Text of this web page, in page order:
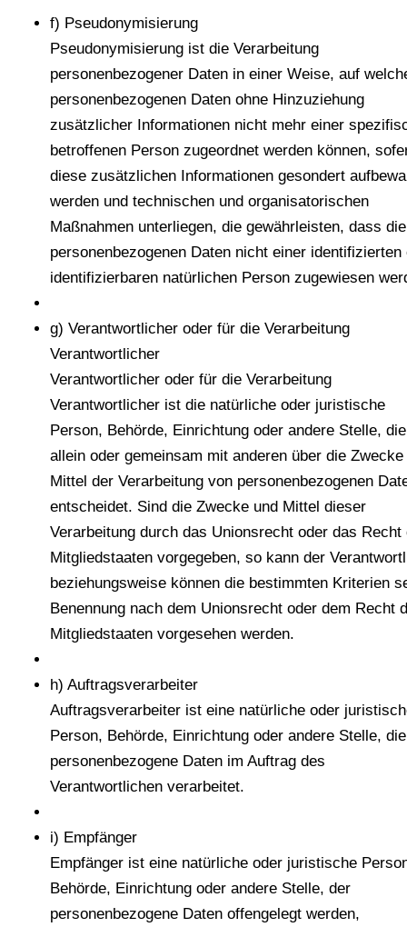
f) Pseudonymisierung
Pseudonymisierung ist die Verarbeitung
personenbezogener Daten in einer Weise, auf
personenbezogenen Daten ohne Hinzuziehung
zusätzlicher Informationen nicht mehr einer
betroffenen Person zugeordnet werden können,
diese zusätzlichen Informationen gesondert
werden und technischen und organisatorischen
Maßnahmen unterliegen, die gewährleisten, dass die
personenbezogenen Daten nicht einer identifizierten
identifizierbaren natürlichen Person zugewiesen
g) Verantwortlicher oder für die Verarbeitung
Verantwortlicher
Verantwortlicher oder für die Verarbeitung
Verantwortlicher ist die natürliche oder juristische
Person, Behörde, Einrichtung oder andere Stelle, die
allein oder gemeinsam mit anderen über die Zwecke
Mittel der Verarbeitung von personenbezogenen
entscheidet. Sind die Zwecke und Mittel dieser
Verarbeitung durch das Unionsrecht oder das Recht
Mitgliedstaaten vorgegeben, so kann der
beziehungsweise können die bestimmten Kriterien
Benennung nach dem Unionsrecht oder dem Recht
Mitgliedstaaten vorgesehen werden.
h) Auftragsverarbeiter
Auftragsverarbeiter ist eine natürliche oder
Person, Behörde, Einrichtung oder andere Stelle, die
personenbezogene Daten im Auftrag des
Verantwortlichen verarbeitet.
i) Empfänger
Empfänger ist eine natürliche oder juristische
Behörde, Einrichtung oder andere Stelle, der
personenbezogene Daten offengelegt werden,